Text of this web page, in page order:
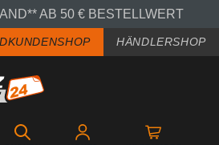
AB 50 € BESTELLWERT
HÄNDLERSHOP